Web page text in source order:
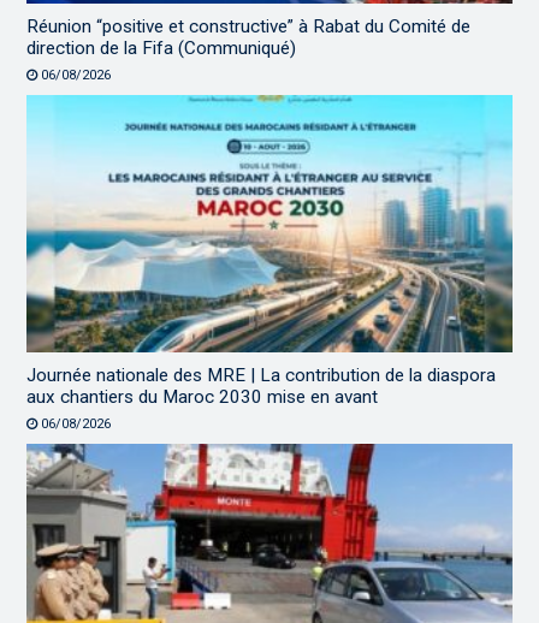
Réunion “positive et constructive” à Rabat du Comité de
direction de la Fifa (Communiqué)
06/08/2026
Journée nationale des MRE | La contribution de la diaspora
aux chantiers du Maroc 2030 mise en avant
06/08/2026